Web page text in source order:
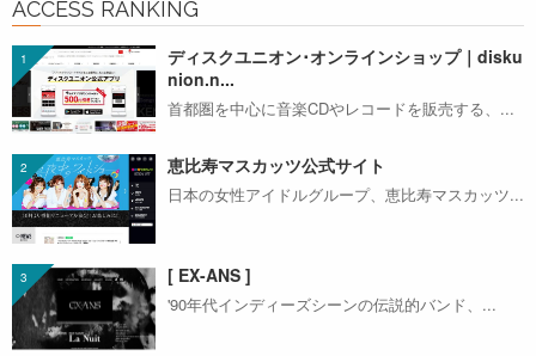
ACCESS RANKING
ディスクユニオン･オンラインショップ｜disku
nion.n...
首都圏を中心に音楽CDやレコードを販売する、...
恵比寿マスカッツ公式サイト
日本の女性アイドルグループ、恵比寿マスカッツ...
[ EX-ANS ]
'90年代インディーズシーンの伝説的バンド、...